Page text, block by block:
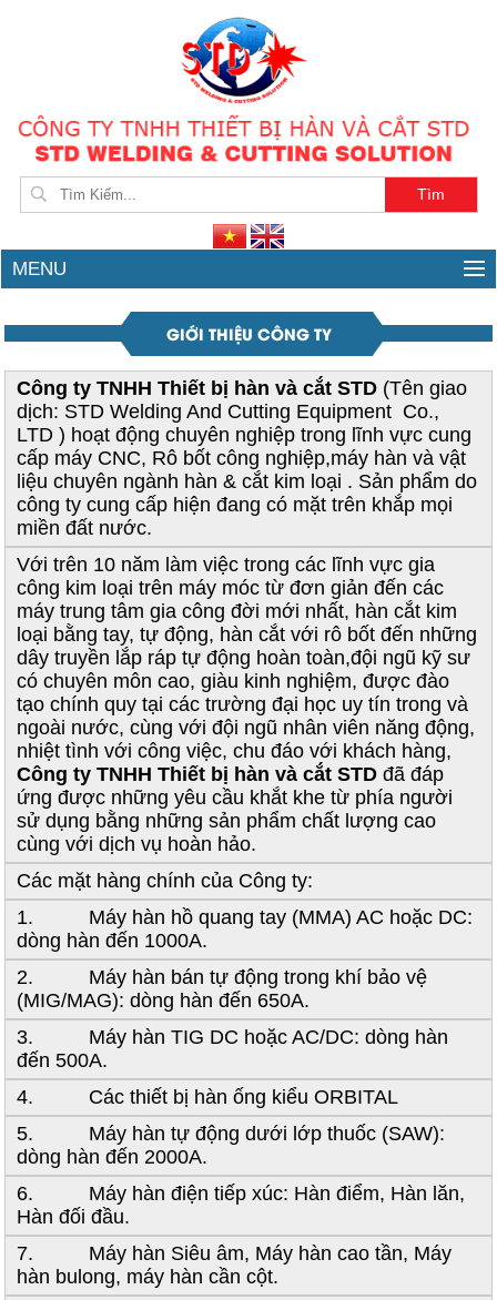
MENU
GIỚI THIỆU CÔNG TY
Công ty TNHH Thiết bị hàn và cắt STD (Tên giao
dịch: STD Welding And Cutting Equipment Co.,
LTD ) hoạt động chuyên nghiệp trong lĩnh vực cung
cấp máy CNC, Rô bốt công nghiệp,máy hàn và vật
liệu chuyên ngành hàn & cắt kim loại . Sản phẩm do
công ty cung cấp hiện đang có mặt trên khắp mọi
miền đất nước.
Với trên 10 năm làm việc trong các lĩnh vực gia
công kim loại trên máy móc từ đơn giản đến các
máy trung tâm gia công đời mới nhất, hàn cắt kim
loại bằng tay, tự động, hàn cắt với rô bốt đến những
dây truyền lắp ráp tự động hoàn toàn,đội ngũ kỹ sư
có chuyên môn cao, giàu kinh nghiệm, được đào
tạo chính quy tại các trường đại học uy tín trong và
ngoài nước, cùng với đội ngũ nhân viên năng động,
nhiệt tình với công việc, chu đáo với khách hàng,
Công ty TNHH Thiết bị hàn và cắt STD đã đáp
ứng được những yêu cầu khắt khe từ phía người
sử dụng bằng những sản phẩm chất lượng cao
cùng với dịch vụ hoàn hảo.
Các mặt hàng chính của Công ty:
1. Máy hàn hồ quang tay (MMA) AC hoặc DC:
dòng hàn đến 1000A.
2. Máy hàn bán tự động trong khí bảo vệ
(MIG/MAG): dòng hàn đến 650A.
3. Máy hàn TIG DC hoặc AC/DC: dòng hàn
đến 500A.
4. Các thiết bị hàn ống kiểu ORBITAL
5. Máy hàn tự động dưới lớp thuốc (SAW):
dòng hàn đến 2000A.
6. Máy hàn điện tiếp xúc: Hàn điểm, Hàn lăn,
Hàn đối đầu.
7. Máy hàn Siêu âm, Máy hàn cao tần, Máy
hàn bulong, máy hàn cần cột.